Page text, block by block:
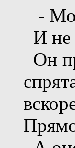
-
И не
Он